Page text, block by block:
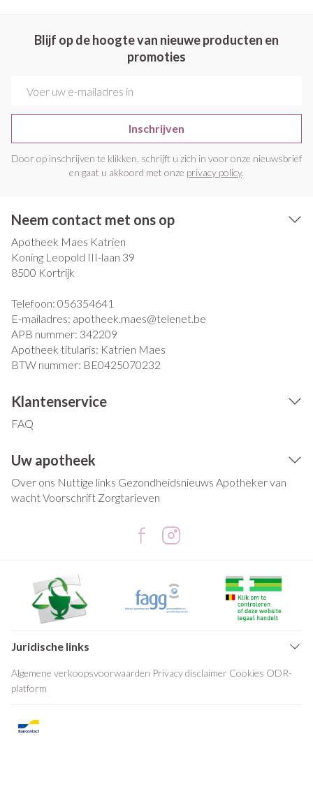
Blijf op de hoogte van nieuwe producten en
promoties
Inschrijven
Door op inschrijven te klikken, schrijft u zich in voor onze nieuwsbrief
en gaat u akkoord met onze privacy policy.
Neem contact met ons op
Apotheek Maes Katrien
Koning Leopold III-laan 39
8500 Kortrijk
Telefoon: 056354641
E-mailadres: apotheek.maes@telenet.be
APB nummer: 342209
Apotheek titularis: Katrien Maes
BTW nummer: BE0425070232
Klantenservice
FAQ
Uw apotheek
Over ons Nuttige links Gezondheidsnieuws Apotheker van
wachtVoorschrift Zorgtarieven
Juridische links
Algemene verkoopsvoorwaarden Privacy disclaimer Cookies ODR-
platform